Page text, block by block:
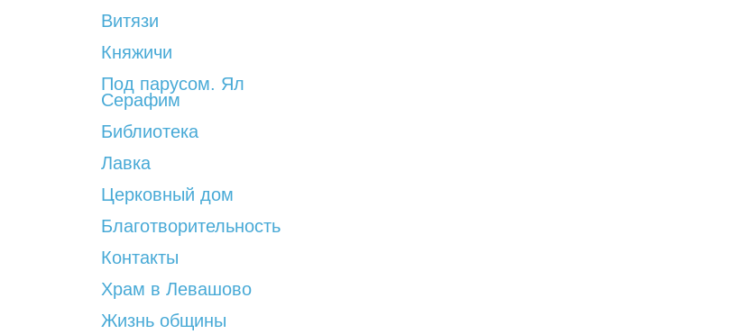
Витязи
Княжичи
Под парусом. Ял
Серафим
Библиотека
Лавка
Церковный дом
Благотворительность
Контакты
Храм в Левашово
Жизнь общины